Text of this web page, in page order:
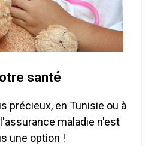
santé
précieux, en Tunisie ou à
maladie n'est
une option !